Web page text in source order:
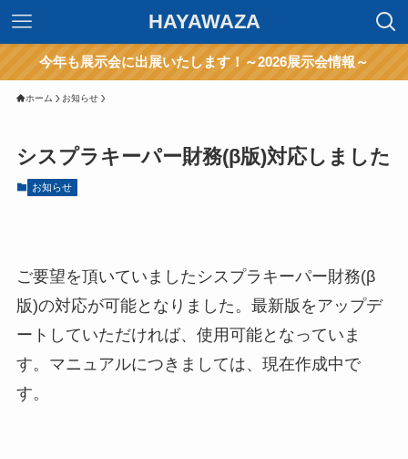
HAYAWAZA
今年も展示会に出展いたします！～2026展示会情報～
ホーム お知らせ
シスプラキーパー財務(β版)対応しました
お知らせ
ご要望を頂いていましたシスプラキーパー財務(β
版)の対応が可能となりました。最新版をアップデ
ートしていただければ、使用可能となっていま
す。マニュアルにつきましては、現在作成中で
す。